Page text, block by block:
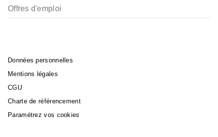
Offres d'emploi
Données personnelles
Mentions légales
CGU
Charte de référencement
Paramétrez vos cookies